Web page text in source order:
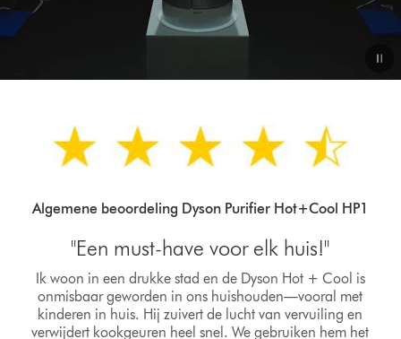
Algemene beoordeling Dyson Purifier Hot+Cool HP1
"Een must-have voor elk huis!"
Ik woon in een drukke stad en de Dyson Hot + Cool is
onmisbaar geworden in ons huishouden—vooral met
kinderen in huis. Hij zuivert de lucht van vervuiling en
verwijdert kookgeuren heel snel. We gebruiken hem het